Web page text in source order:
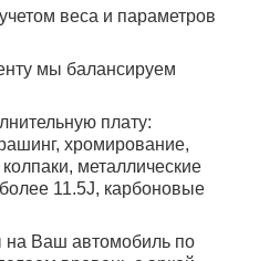
веса и параметров
мы балансируем
плату:
хромирование,
металлические
11.5J, карбоновые
Ваш автомобиль по